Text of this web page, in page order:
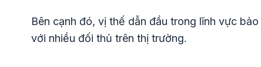
Bên cạnh đó, vị thế dẫn đầu trong lĩnh vực
với nhiều đối thủ trên thị trường.